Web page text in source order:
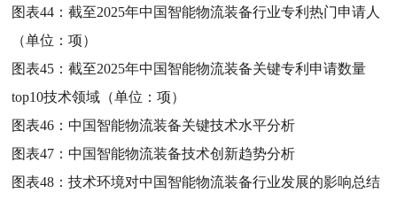
图表44：截至2025年中国智能物流装备行业专利热门申请人
（单位：项）
图表45：截至2025年中国智能物流装备关键专利申请数量
top10技术领域（单位：项）
图表46：中国智能物流装备关键技术水平分析
图表47：中国智能物流装备技术创新趋势分析
图表48：技术环境对中国智能物流装备行业发展的影响总结